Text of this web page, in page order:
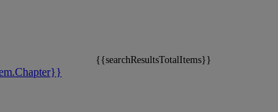
{{searchResultsTotalItems}}